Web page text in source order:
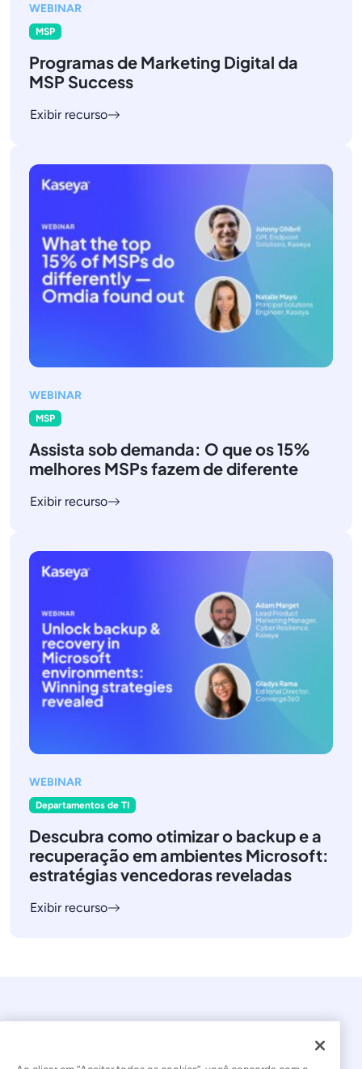
WEBINAR
MSP
Programas de Marketing Digital da
MSP Success
Exibir recurso
WEBINAR
MSP
Assista sob demanda: O que os 15%
melhores MSPs fazem de diferente
Exibir recurso
WEBINAR
Departamentos de TI
Descubra como otimizar o backup e a
recuperação em ambientes Microsoft:
estratégias vencedoras reveladas
Exibir recurso